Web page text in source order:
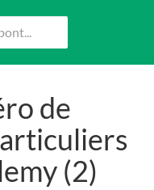
de
(2)